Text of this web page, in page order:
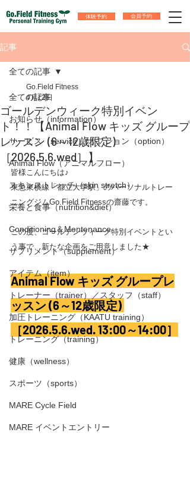
体験予約 会員予約
記事
全ての記事
お知らせ（information）
サービス（service）/オプション（option）
Animal Flow（アニマルフロー）
スキンストレッチ（skin stretch）
栄養と食事（nutrition&diet）
Conditioning＆Mentenance
サプリメント（supplement）
アイテム（item）
トレーナー（trainer）／スタッフ（staff）
加圧トレーニング（KAATU training）
トレーニング（training）
健康（wellness）
スポーツ（sports）
MARE Cycle Field
MARE イベントエントリー
全ての記事
​ゴールデンウィーク特別イベン
ト！！【Animal Flow キッズ グループ
レッスン (6～12歳限定)
［2026.5.6.wed］】
Go.Field Fitness
4月12日
皆様こんにちは♪
東急東横線「都立大学駅」のパーソナルトレー
ニングジムGo.Field Fitnessの齋藤です。
この度、​ゴールデンウィーク特別イベントとい
う事で、新たな企画をご用意しました★
Animal Flow キッズ グループレ
ッスン (6～12歳限定)
［2026.5.6.wed. 13:00～14:00］